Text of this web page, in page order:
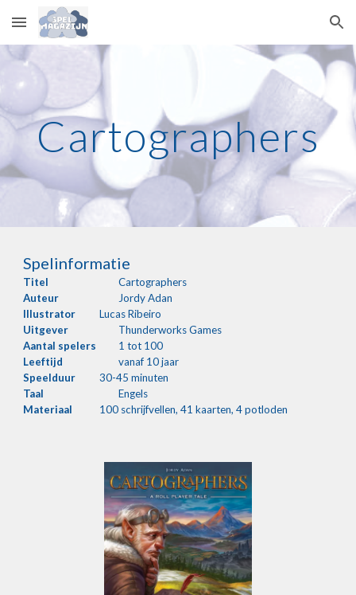
Skip to main content Skip to navigation
Cartographers
Spelinformatie
Titel
Cartographers
Auteur
Jordy Adan
Illustrator
Lucas Ribeiro
Uitgever
Thunderworks Games
Aantal spelers
1 tot 100
Leeftijd
vanaf 10 jaar
Speelduur
30-45 minuten
Taal
Engels
Materiaal
100 schrijfvellen, 41 kaarten, 4 potloden